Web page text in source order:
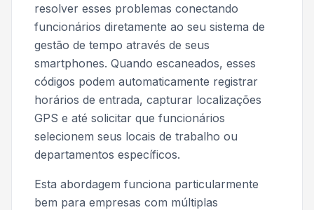
resolver esses problemas conectando
funcionários diretamente ao seu sistema de
gestão de tempo através de seus
smartphones. Quando escaneados, esses
códigos podem automaticamente registrar
horários de entrada, capturar localizações
GPS e até solicitar que funcionários
selecionem seus locais de trabalho ou
departamentos específicos.
Esta abordagem funciona particularmente
bem para empresas com múltiplas